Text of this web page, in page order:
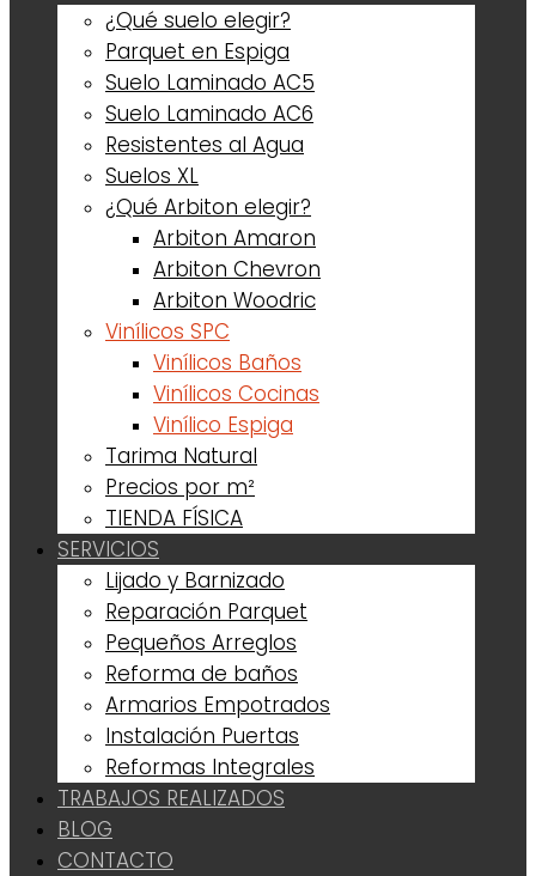
¿Qué suelo elegir?
Parquet en Espiga
Suelo Laminado AC5
Suelo Laminado AC6
Resistentes al Agua
Suelos XL
¿Qué Arbiton elegir?
Arbiton Amaron
Arbiton Chevron
Arbiton Woodric
Vinílicos SPC
Vinílicos Baños
Vinílicos Cocinas
Vinílico Espiga
Tarima Natural
Precios por m²
TIENDA FÍSICA
SERVICIOS
Lijado y Barnizado
Reparación Parquet
Pequeños Arreglos
Reforma de baños
Armarios Empotrados
Instalación Puertas
Reformas Integrales
TRABAJOS REALIZADOS
BLOG
CONTACTO